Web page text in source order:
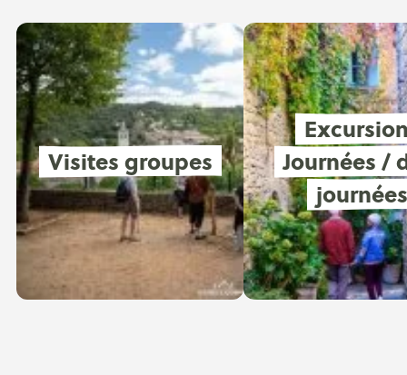
Visites groupes
Journées /
journées